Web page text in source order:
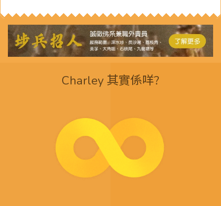
Charley 其實係咩?